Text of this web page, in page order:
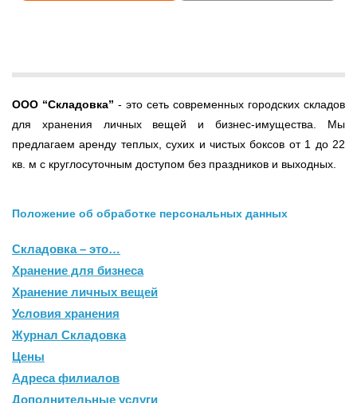
ООО “Складовка” - это сеть современных городских складов
для хранения личных вещей и бизнес-имущества. Мы
предлагаем аренду теплых, сухих и чистых боксов от 1 до 22
кв. м с круглосуточным доступом без праздников и выходных.
Положение об обработке персональных данных
Складовка – это…
Хранение для бизнеса
Хранение личных вещей
Условия хранения
Журнал Складовка
Цены
Адреса филиалов
Дополнительные услуги